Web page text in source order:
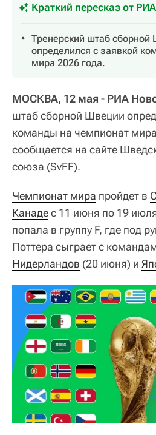
Краткий пересказ от
Тренерский штаб сборной
определился с заявкой
мира 2026 года.
МОСКВА, 12 мая - РИА
штаб сборной Швеции
команды на чемпионат
сообщается на сайте
союза (SvFF).
Чемпионат мира пройдет в
Канадес 11 июня по 19
попала в группу F, где под
Поттера сыграет с
Нидерландов (20 июня) и